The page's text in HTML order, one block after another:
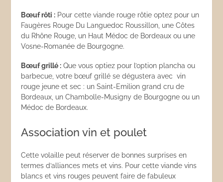
Bœuf rôti : Pour cette viande rouge rôtie optez pour un
Faugères Rouge Du Languedoc Roussillon, une Côtes
du Rhône Rouge, un Haut Médoc de Bordeaux ou une
Vosne-Romanée de Bourgogne.
Bœuf grillé : Que vous optiez pour l’option plancha ou
barbecue, votre bœuf grillé se dégustera avec vin
rouge jeune et sec : un Saint-Emilion grand cru de
Bordeaux, un Chambolle-Musigny de Bourgogne ou un
Médoc de Bordeaux.
Association vin et poulet
Cette volaille peut réserver de bonnes surprises en
termes d’alliances mets et vins. Pour cette viande vins
blancs et vins rouges peuvent faire de fabuleux